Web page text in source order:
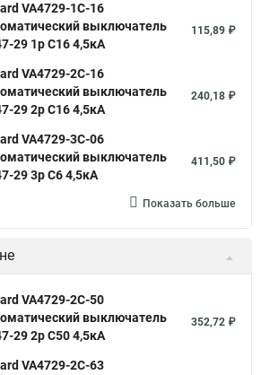
VA4729-1C-16
выключатель
29 1р C16 4,5кА
115,89 ₽
VA4729-2С-16
выключатель
29 2р C16 4,5кА
240,18 ₽
VA4729-3С-06
выключатель
29 3р C6 4,5кА
411,50 ₽
Показать больше
VA4729-2С-50
выключатель
29 2р C50 4,5кА
352,72 ₽
VA4729-2С-63